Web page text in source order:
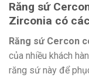
Răng sứ
Zirconia có
Răng sứ Cercon
của nhiều khách
răng sứ này để